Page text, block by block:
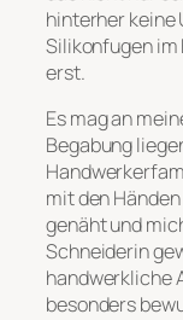
hinterher keine
Silikonfugen
erst.
Es mag an
Begabung
mit den
genäht und
Schneiderin
handwerkliche
besonders